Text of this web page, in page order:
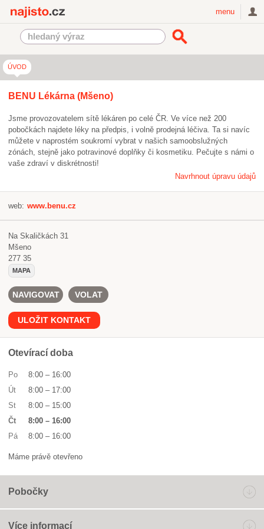
menu
ÚVOD
BENU Lékárna (Mšeno)
Jsme provozovatelem sítě lékáren po celé ČR. Ve více než 200
pobočkách najdete léky na předpis, i volně prodejná léčiva. Ta si navíc
můžete v naprostém soukromí vybrat v našich samoobslužných
zónách, stejně jako potravinové doplňky či kosmetiku. Pečujte s námi o
vaše zdraví v diskrétnosti!
Navrhnout úpravu údajů
web: www.benu.cz
Na Skaličkách 31
Mšeno
277 35
MAPA
NAVIGOVAT VOLAT
ULOŽIT KONTAKT
Otevírací doba
Po 8:00 – 16:00
Út
8:00 – 17:00
St
8:00 – 15:00
Čt
8:00 – 16:00
Pá
8:00 – 16:00
Máme právě otevřeno
Pobočky
Více informací